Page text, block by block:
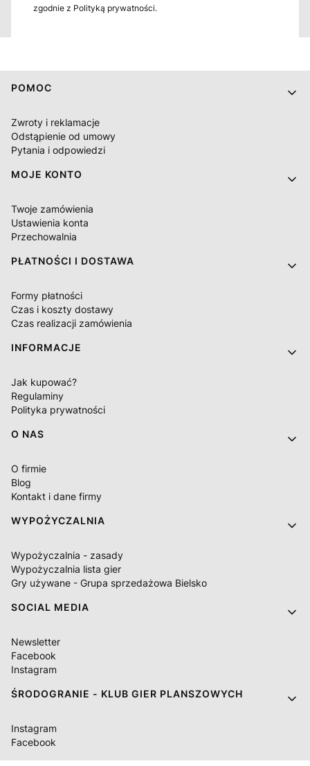
zgodnie z Polityką prywatności.
Linki w stopce
POMOC
Zwroty i reklamacje
Odstąpienie od umowy
Pytania i odpowiedzi
MOJE KONTO
Twoje zamówienia
Ustawienia konta
Przechowalnia
PŁATNOŚCI I DOSTAWA
Formy płatności
Czas i koszty dostawy
Czas realizacji zamówienia
INFORMACJE
Jak kupować?
Regulaminy
Polityka prywatności
O NAS
O firmie
Blog
Kontakt i dane firmy
WYPOŻYCZALNIA
Wypożyczalnia - zasady
Wypożyczalnia lista gier
Gry używane - Grupa sprzedażowa Bielsko
SOCIAL MEDIA
Newsletter
Facebook
Instagram
ŚRODOGRANIE - KLUB GIER PLANSZOWYCH
Instagram
Facebook